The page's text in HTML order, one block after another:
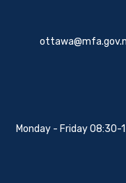
Monday - Friday 08:30-